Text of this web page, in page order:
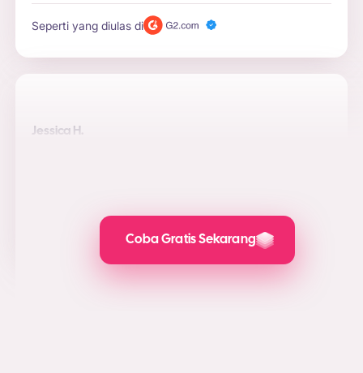
Seperti yang diulas di
Jessica H.
Seperti yang diulas diCoba Gratis Sekarang